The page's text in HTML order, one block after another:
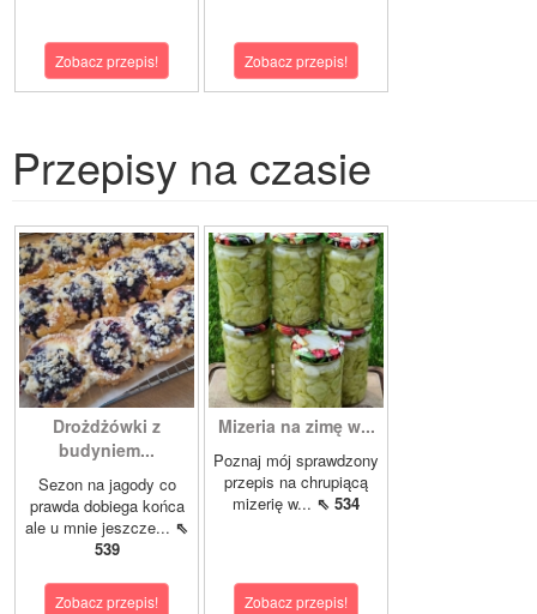
Zobacz przepis! Zobacz przepis!
Przepisy na czasie
Drożdżówki z
budyniem...
Sezon na jagody co
prawda dobiega końca
ale u mnie jeszcze... ⇖
539
Zobacz przepis!
Mizeria na zimę w...
Poznaj mój sprawdzony
przepis na chrupiącą
mizerię w... ⇖ 534
Zobacz przepis!